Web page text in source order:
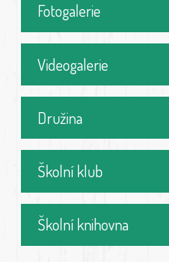
Fotogalerie
Videogalerie
Družina
Školní klub
Školní knihovna